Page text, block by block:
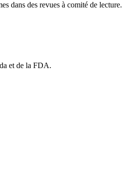
dans des revues à comité de lecture.
et de la FDA.